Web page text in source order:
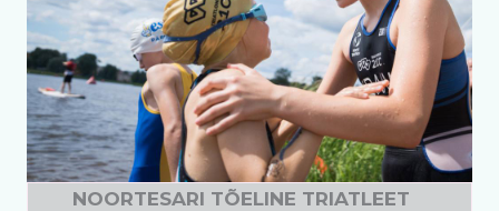
NOORTESARI TÕELINE TRIATLEET